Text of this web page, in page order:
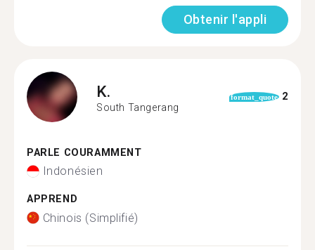
Obtenir l'appli
K.
South Tangerang
format_quote 2
PARLE COURAMMENT
Indonésien
APPREND
Chinois (Simplifié)